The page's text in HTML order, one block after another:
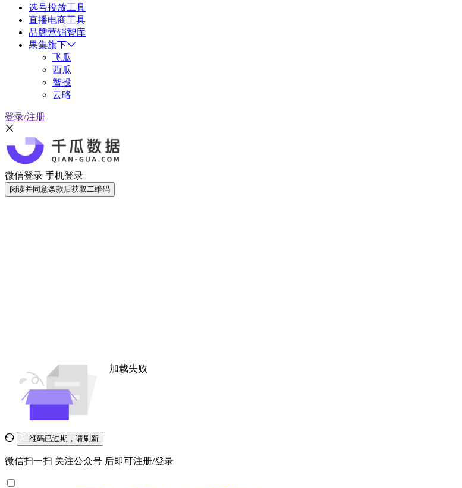
选号投放工具
直播电商工具
品牌营销智库
果集旗下
飞瓜
西瓜
智投
云略
登录/注册
微信登录 手机登录
阅读并同意条款后获取二维码
加载失败
二维码已过期，请刷新
微信扫一扫 关注公众号 后即可注册/登录